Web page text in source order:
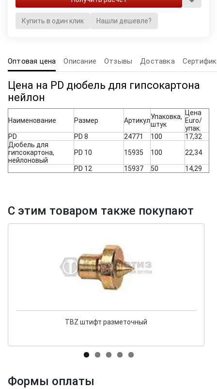
Купить в один клик Нашли дешевле?
Оптовая цена Описание Отзывы Доставка
Цена на PD дюбель для гипсокартона
нейлон
Наименование Размер АртикулУпаковка,
штук
Цена
Euro/
упак.
PD
PD 8 24771 100
17,32
Дюбель для
гипсокартона,
нейлоновый
PD 10 15935 100 22,34
PD 12 15937 50 14,29
С этим товаром также покупают
TBZ штифт разметочный
Формы оплаты